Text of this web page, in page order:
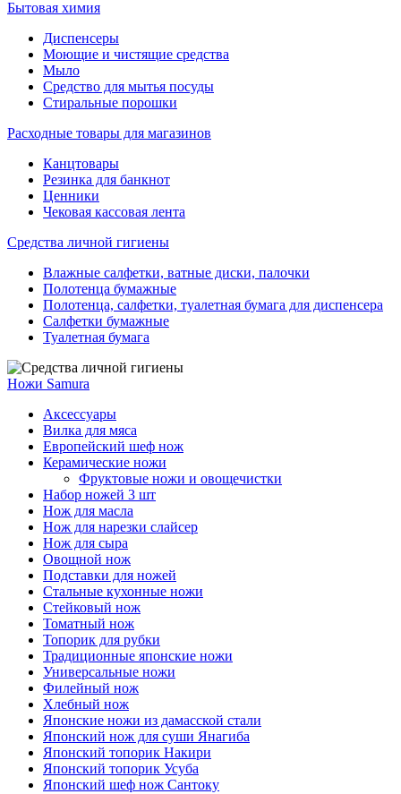
Бытовая химия
Диспенсеры
Моющие и чистящие средства
Мыло
Средство для мытья посуды
Стиральные порошки
Расходные товары для магазинов
Канцтовары
Резинка для банкнот
Ценники
Чековая кассовая лента
Средства личной гигиены
Влажные салфетки, ватные диски, палочки
Полотенца бумажные
Полотенца, салфетки, туалетная бумага для диспенсера
Салфетки бумажные
Туалетная бумага
Ножи Samura
Аксессуары
Вилка для мяса
Европейский шеф нож
Керамические ножи
Фруктовые ножи и овощечистки
Набор ножей 3 шт
Нож для масла
Нож для нарезки слайсер
Нож для сыра
Овощной нож
Подставки для ножей
Стальные кухонные ножи
Стейковый нож
Томатный нож
Топорик для рубки
Традиционные японские ножи
Универсальные ножи
Филейный нож
Хлебный нож
Японские ножи из дамасской стали
Японский нож для суши Янагиба
Японский топорик Накири
Японский топорик Усуба
Японский шеф нож Сантоку